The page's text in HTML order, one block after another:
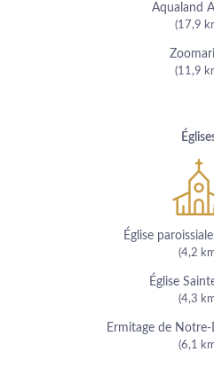
Aqualand
(17,9
(11,9
Église
(4,2
Église
(4,3
Ermitage de
(6,1